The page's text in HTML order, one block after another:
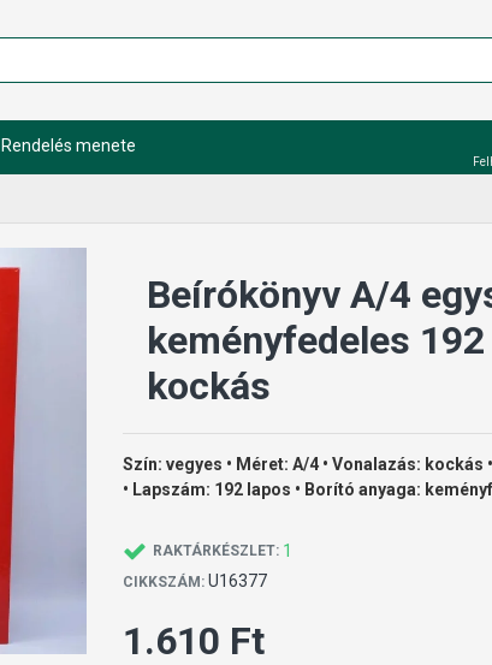
Rendelés menete
Beírókönyv A/4
keményfedeles
kockás
Szín: vegyes • Méret: A/4 • Vonalazás:
• Lapszám: 192 lapos • Borító anyaga:
RAKTÁRKÉSZLET: 1
CIKKSZÁM: U16377
1.610 Ft